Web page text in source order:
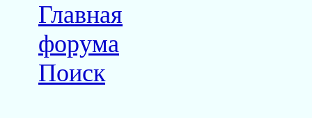
Главная
форума
Поиск